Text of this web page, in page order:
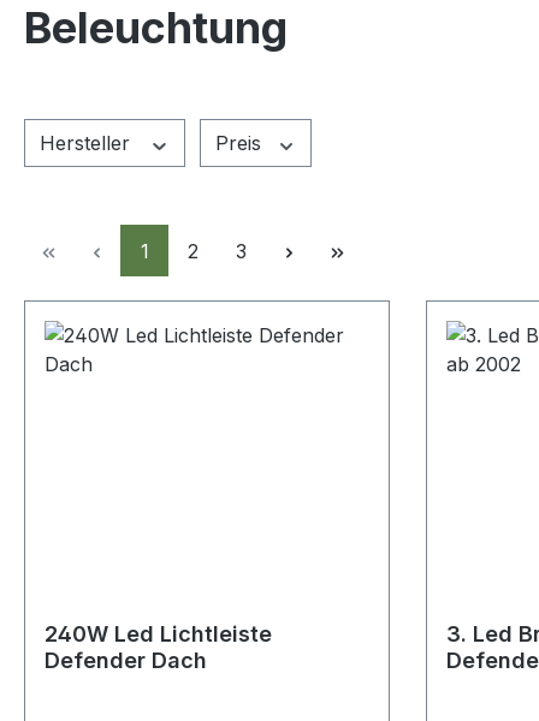
Beleuchtung
Hersteller Preis
Seite
1 Seite
2 Seite
3
240W Led Lichtleiste
Defender Dach
3. Led